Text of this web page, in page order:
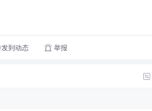
发到动态 举报